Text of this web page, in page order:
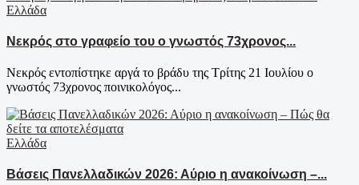
Ελλάδα
Νεκρός στο γραφείο του ο γνωστός 73χρονος...
Νεκρός εντοπίστηκε αργά το βράδυ της Τρίτης 21 Ιουλίου ο
γνωστός 73χρονος ποινικολόγος...
Ελλάδα
Βάσεις Πανελλαδικών 2026: Αύριο η ανακοίνωση –...